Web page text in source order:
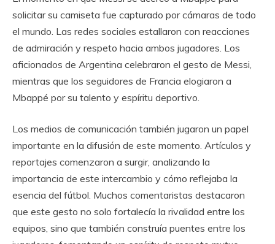
solicitar su camiseta fue capturado por cámaras de todo
el mundo. Las redes sociales estallaron con reacciones
de admiración y respeto hacia ambos jugadores. Los
aficionados de Argentina celebraron el gesto de Messi,
mientras que los seguidores de Francia elogiaron a
Mbappé por su talento y espíritu deportivo.
Los medios de comunicación también jugaron un papel
importante en la difusión de este momento. Artículos y
reportajes comenzaron a surgir, analizando la
importancia de este intercambio y cómo reflejaba la
esencia del fútbol. Muchos comentaristas destacaron
que este gesto no solo fortalecía la rivalidad entre los
equipos, sino que también construía puentes entre los